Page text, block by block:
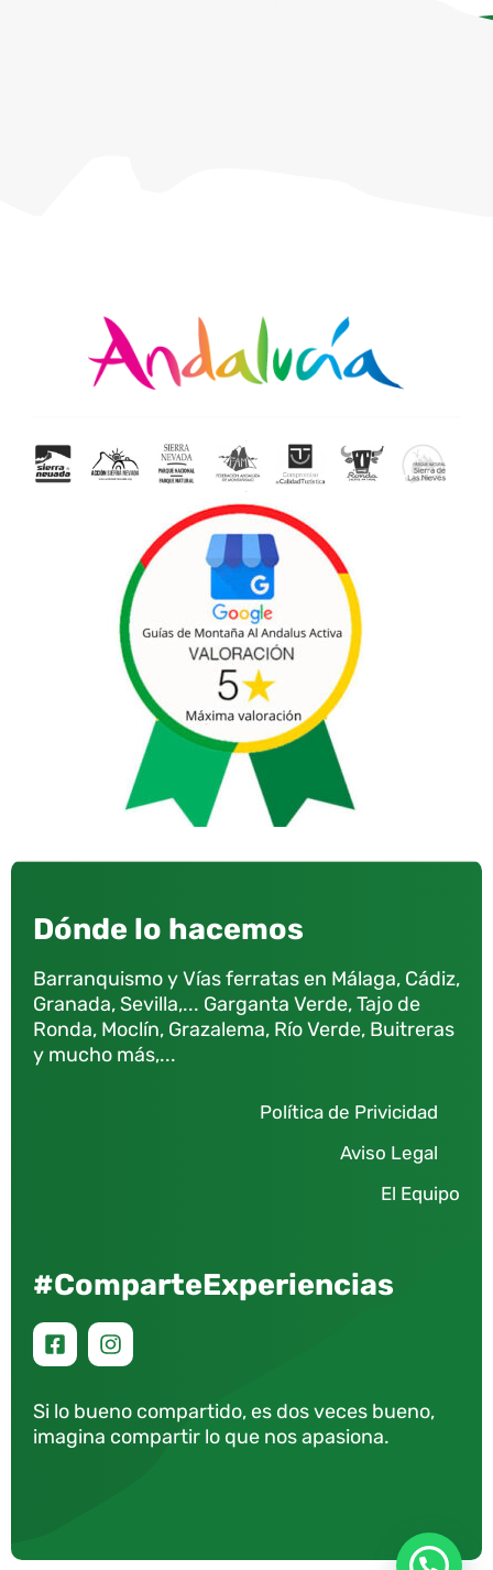
Dónde lo hacemos
Barranquismo y Vías ferratas en Málaga, Cádiz,
Granada, Sevilla,... Garganta Verde, Tajo de
Ronda, Moclín, Grazalema, Río Verde, Buitreras
y mucho más,...
Política de Privicidad
Aviso Legal
El Equipo
#ComparteExperiencias
Si lo bueno compartido, es dos veces bueno,
imagina compartir lo que nos apasiona.